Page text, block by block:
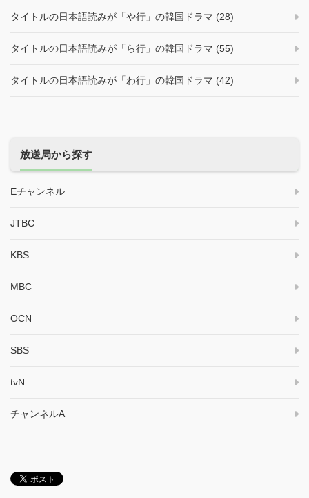
タイトルの日本語読みが「や行」の韓国ドラマ (28)
タイトルの日本語読みが「ら行」の韓国ドラマ (55)
タイトルの日本語読みが「わ行」の韓国ドラマ (42)
放送局から探す
Eチャンネル
JTBC
KBS
MBC
OCN
SBS
tvN
チャンネルA